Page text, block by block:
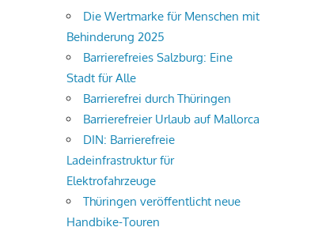
Die Wertmarke für Menschen mit
Behinderung 2025
Barrierefreies Salzburg: Eine
Stadt für Alle
Barrierefrei durch Thüringen
Barrierefreier Urlaub auf Mallorca
DIN: Barrierefreie
Ladeinfrastruktur für
Elektrofahrzeuge
Thüringen veröffentlicht neue
Handbike-Touren